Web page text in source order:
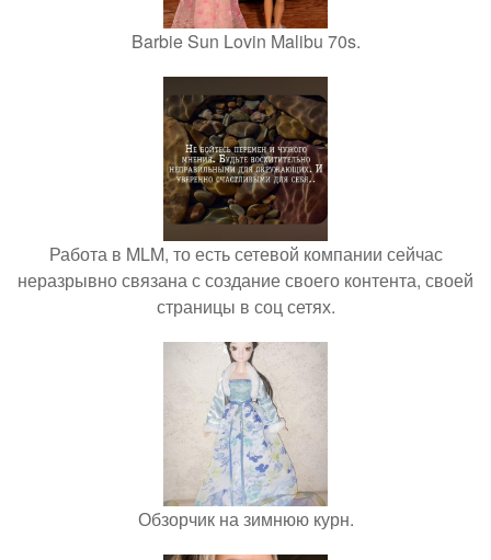
Barbie Sun Lovin Malibu 70s.
Работа в MLM, то есть сетевой компании сейчас
неразрывно связана с создание своего контента, своей
страницы в соц сетях.
Обзорчик на зимнюю курн.